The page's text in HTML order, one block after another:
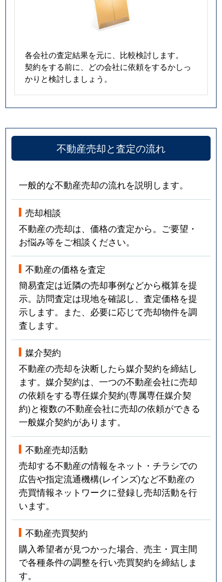
各会社の査定結果を元に、比較検討します。
契約をする前に、どの会社に依頼をするかしっ
かりと検討しましょう。
不動産売却と査定の流れ
一般的な不動産売却の流れを説明します。
売却相談
不動産の売却は、価格の査定から。ご要望・
お悩み等をご相談ください。
不動産の価格を査定
簡易査定は近隣の売却事例などから概算を提
示。訪問査定は現地を確認し、査定価格を提
示します。また、必要に応じて売却物件を調
査します。
媒介契約
不動産の売却を決断したら媒介契約を締結し
ます。媒介契約は、一つの不動産会社に売却
の依頼をする専任媒介契約(専属専任媒介契
約)と複数の不動産会社に売却の依頼ができる
一般媒介契約があります。
不動産売却活動
売却する不動産の情報をネット・チラシでの
広告や指定流通機構(レインズ)など不動産の
売買情報ネットワークに登録し売却活動を行
います。
不動産売買契約
購入希望者が見つかった場合、売主・買主間
で各種条件の調整を行い売買契約を締結しま
す。